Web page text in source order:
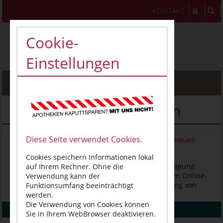
KONTAKT
Aktuelle Kurzmeldungen
ABDA warnt vor dubiosen Online-Angeboten zur neuen
Berlin, 7. August 2026 – Die ABDA – Bundesvereinigung
Deutscher Apothekerverbände warnt vor dubiosen Online-
Angeboten rund um die bevorstehende Einführung von
Semaglutid ...
WEITERLESEN
Cookie-
Einstellungen
Diese Seite verwendet Cookies.
Cookies speichern Informationen lokal
auf Ihrem Rechner. Ohne die
Verwendung kann der
Funktionsumfang beeinträchtigt
werden.
Die Verwendung von Cookies können
Sie in Ihrem WebBrowser deaktivieren.